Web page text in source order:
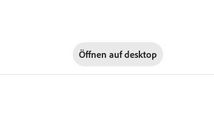
Öffnen aufdesktop